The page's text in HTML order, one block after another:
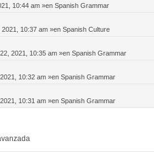
10:44 am »en Spanish Grammar
2021, 10:37 am »en Spanish Culture
2021, 10:35 am »en Spanish Grammar
10:32 am »en Spanish Grammar
10:31 am »en Spanish Grammar